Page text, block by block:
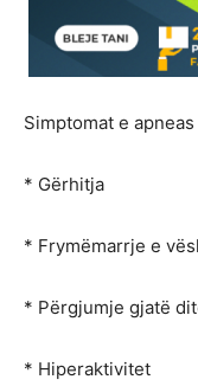
Simptomat e
* Gërhitja
* Frymëmarrje e
* Përgjumje gjatë
* Hiperaktivitet